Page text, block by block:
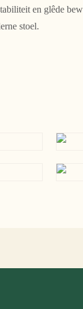
en glêde
stoel.